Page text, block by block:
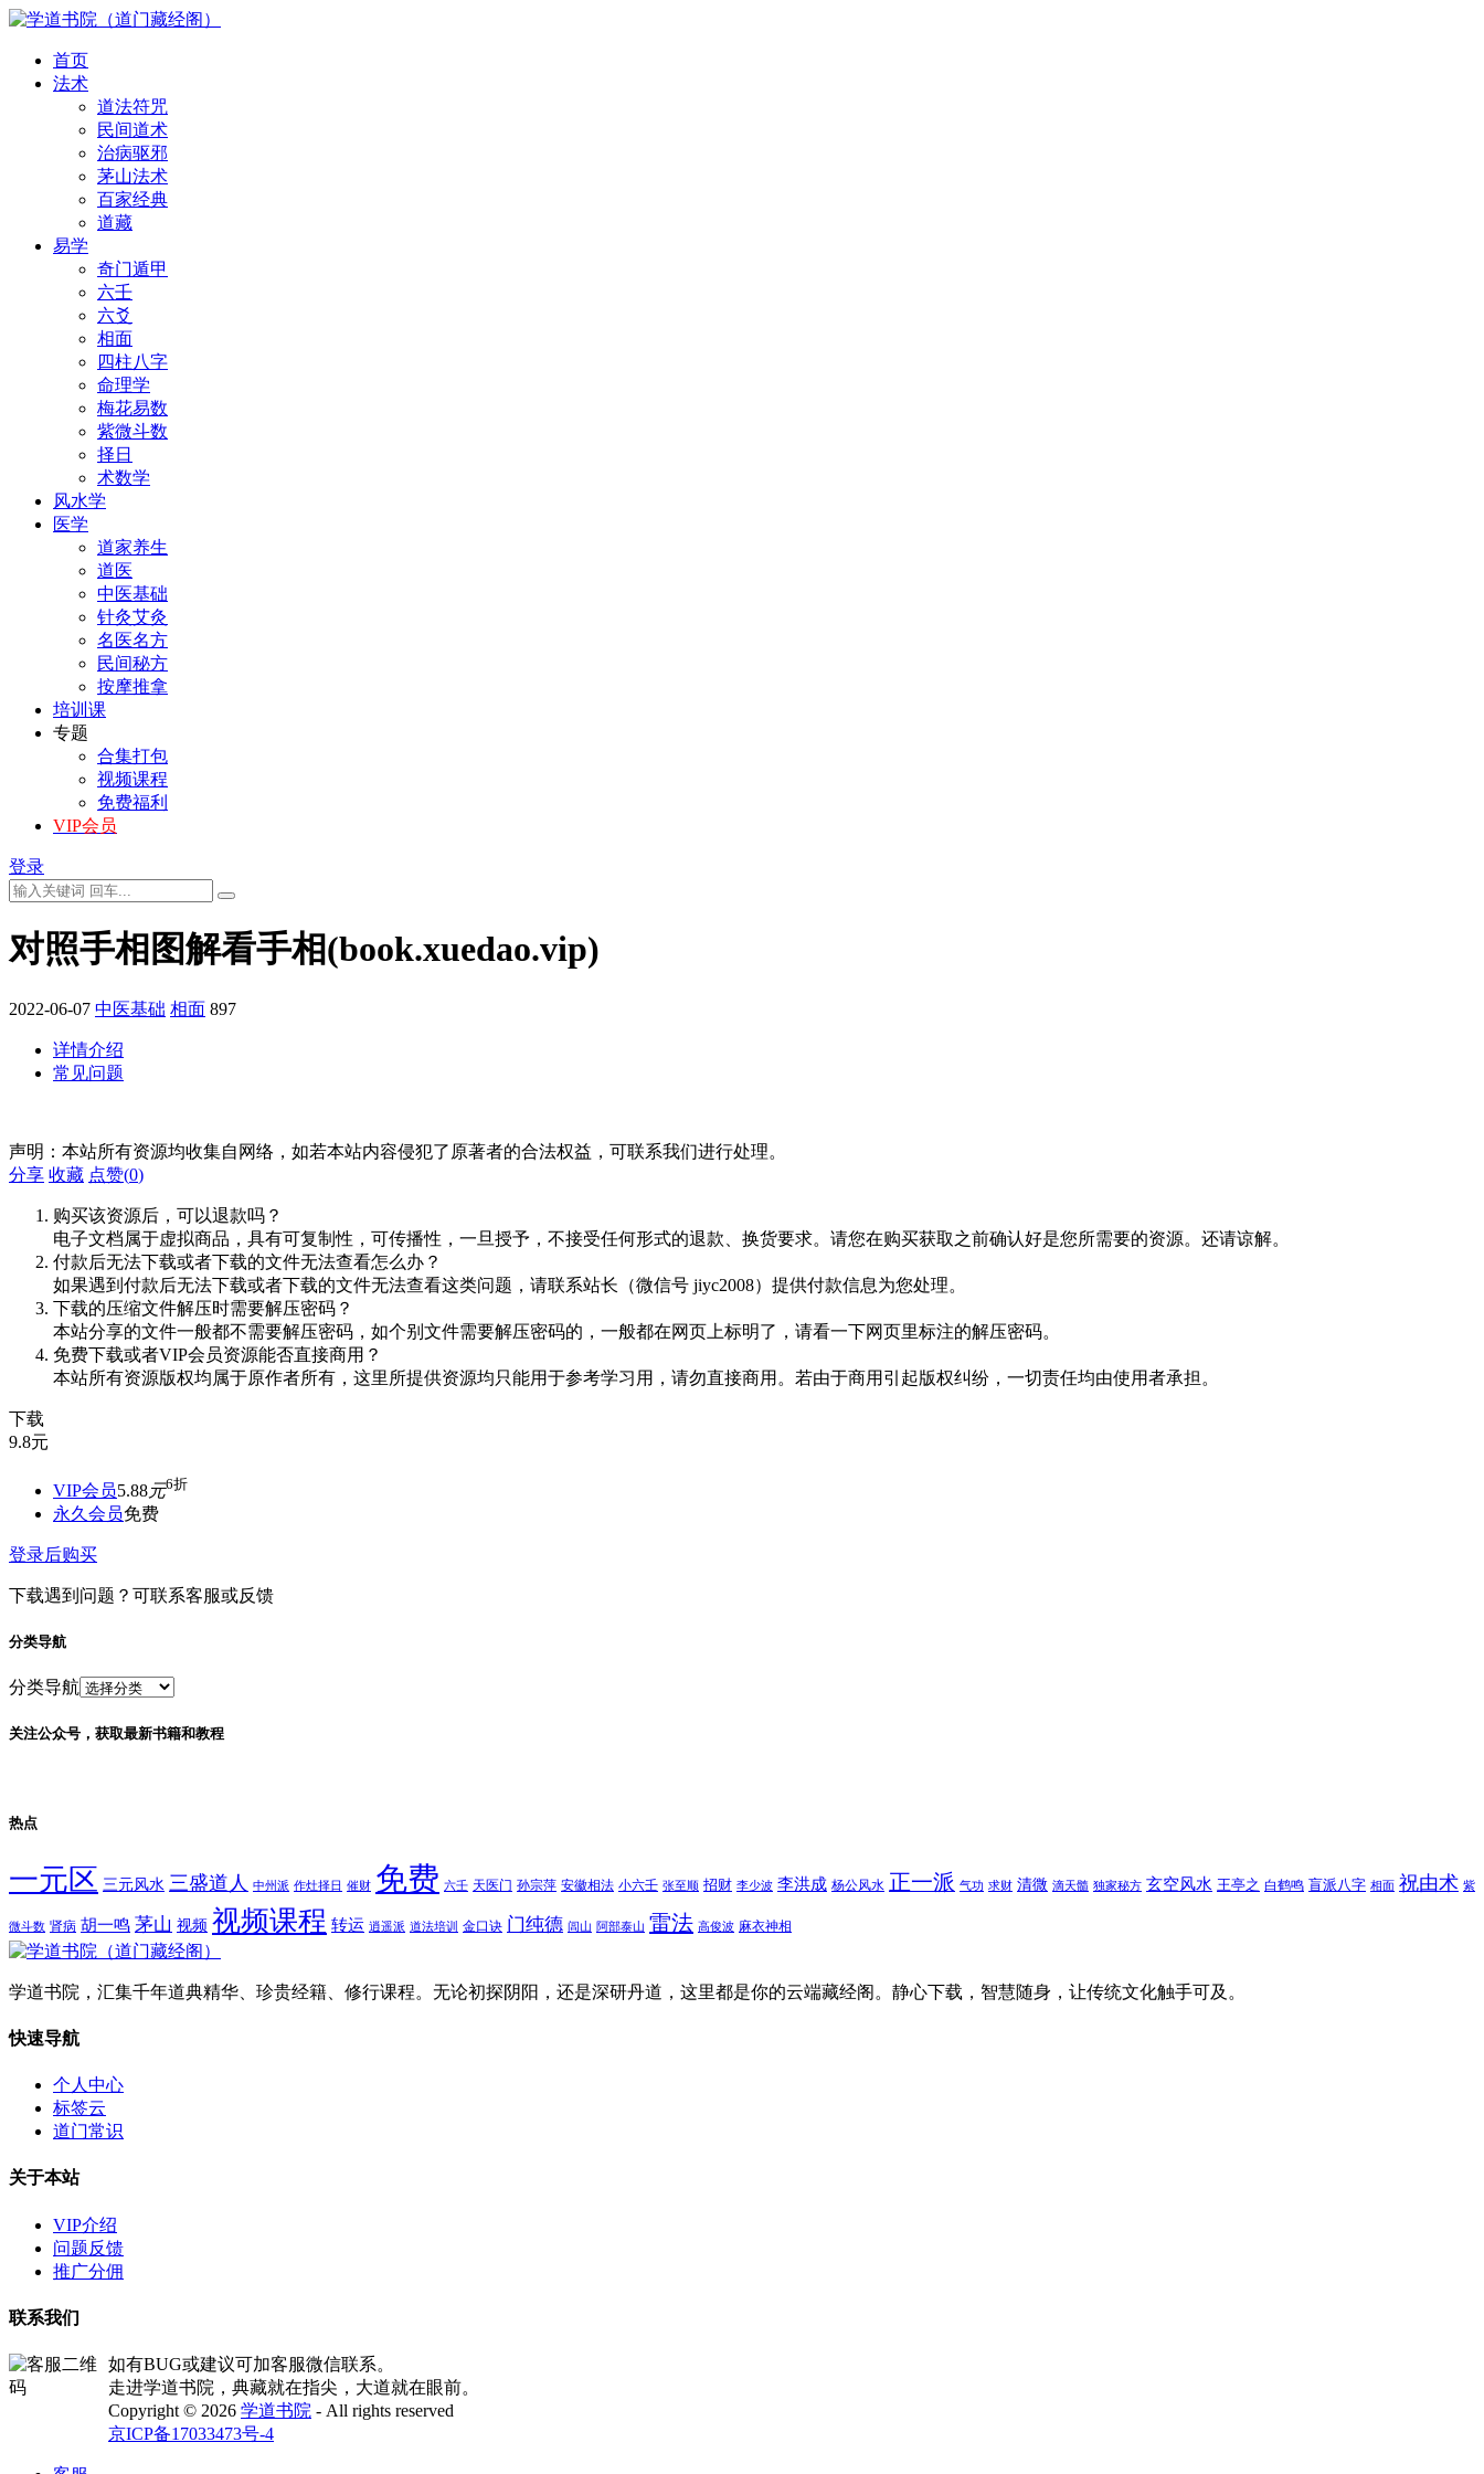
首页
法术
道法符咒
民间道术
治病驱邪
茅山法术
百家经典
道藏
易学
奇门遁甲
六壬
六爻
相面
四柱八字
命理学
梅花易数
紫微斗数
择日
术数学
风水学
医学
道家养生
道医
中医基础
针灸艾灸
名医名方
民间秘方
按摩推拿
培训课
专题
合集打包
视频课程
免费福利
VIP会员
登录
对照手相图解看手相(book.xuedao.vip)
2022-06-07 中医基础 相面 897
详情介绍
常见问题
声明：本站所有资源均收集自网络，如若本站内容侵犯了原著者的合法权益，可联系我们进行处理。
分享 收藏 点赞(0)
购买该资源后，可以退款吗？
电子文档属于虚拟商品，具有可复制性，可传播性，一旦授予，不接受任何形式的退款、换货要求。请您在购买获取之前确认好是您所需要的资源。还请谅解。
付款后无法下载或者下载的文件无法查看怎么办？
如果遇到付款后无法下载或者下载的文件无法查看这类问题，请联系站长（微信号 jiyc2008）提供付款信息为您处理。
下载的压缩文件解压时需要解压密码？
本站分享的文件一般都不需要解压密码，如个别文件需要解压密码的，一般都在网页上标明了，请看一下网页里标注的解压密码。
免费下载或者VIP会员资源能否直接商用？
本站所有资源版权均属于原作者所有，这里所提供资源均只能用于参考学习用，请勿直接商用。若由于商用引起版权纠纷，一切责任均由使用者承担。
下载
9.8元
VIP会员5.88元6折
永久会员免费
登录后购买
下载遇到问题？可联系客服或反馈
分类导航
分类导航
关注公众号，获取最新书籍和教程
热点
一元区 三元风水 三盛道人 中州派 作灶择日 催财 免费 六壬 天医门 孙宗萍 安徽相法 小六壬 张至顺 招财 李少波 李洪成 杨公风水 正一派 气功 求财 清微 滴天髓 独家秘方 玄空风水 王亭之 白鹤鸣 盲派八字 相面 祝由术 紫
微斗数 肾病 胡一鸣 茅山 视频 视频课程 转运 逍遥派 道法培训 金口诀 门纯德 闾山 阿部泰山 雷法 高俊波 麻衣神相
学道书院，汇集千年道典精华、珍贵经籍、修行课程。无论初探阴阳，还是深研丹道，这里都是你的云端藏经阁。静心下载，智慧随身，让传统文化触手可及。
快速导航
个人中心
标签云
道门常识
关于本站
VIP介绍
问题反馈
推广分佣
联系我们
如有BUG或建议可加客服微信联系。
走进学道书院，典藏就在指尖，大道就在眼前。
Copyright © 2026 学道书院 - All rights reserved
京ICP备17033473号-4